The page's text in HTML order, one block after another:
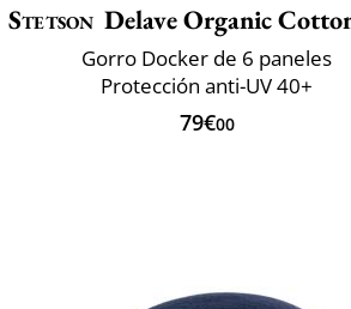
Stetson Delave Organic Cotton
Gorro Docker de 6 paneles
Protección anti-UV 40+
79€00